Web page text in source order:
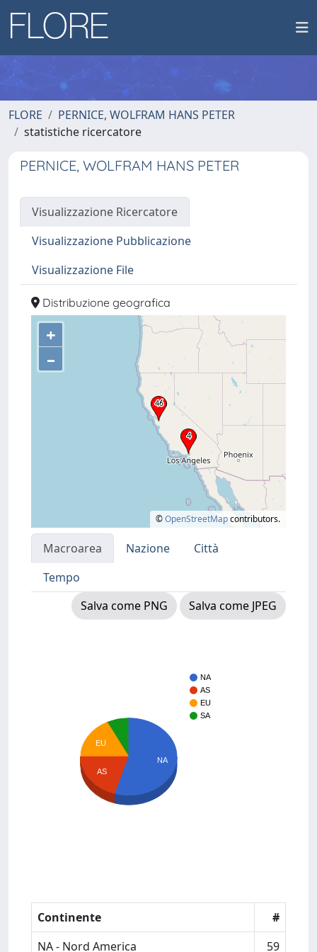
FLORE
PERNICE, WOLFRAM HANS PETER
statistiche ricercatore
PERNICE, WOLFRAM HANS PETER
Visualizzazione Ricercatore
Visualizzazione Pubblicazione
Visualizzazione File
Distribuzione geografica
+
–
©OpenStreetMapcontributors.
Macroarea Nazione
Città
Tempo
Salva come PNG
Salva come JPEG
NA
AS
EU
SA
EU
AS
NA
Continente
#
NA - Nord America
59